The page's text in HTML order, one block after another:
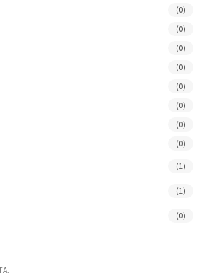
(0)
(0)
(0)
(0)
(0)
(0)
(0)
(0)
(1)
(1)
(0)